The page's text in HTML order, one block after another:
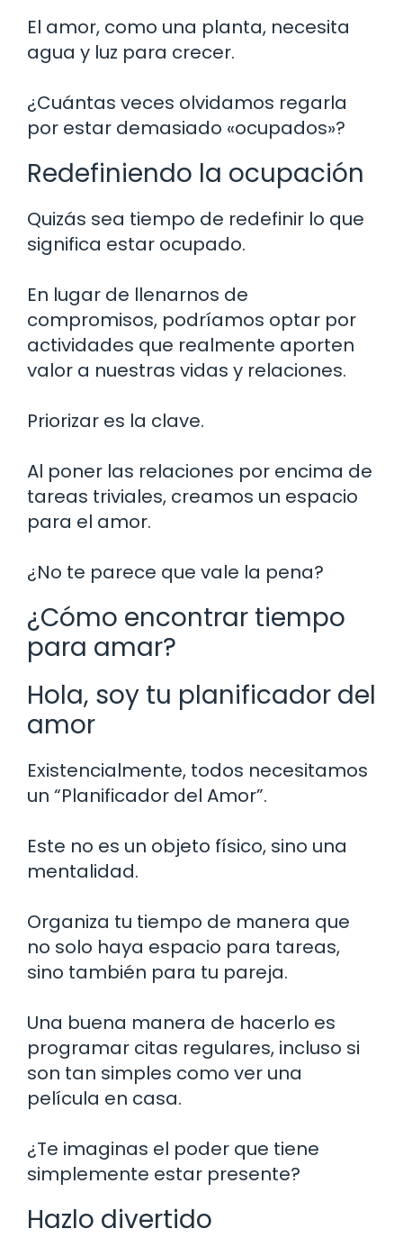
El amor, como una planta, necesita
agua y luz para crecer.
¿Cuántas veces olvidamos regarla
por estar demasiado «ocupados»?
Redefiniendo la ocupación
Quizás sea tiempo de redefinir lo que
significa estar ocupado.
En lugar de llenarnos de
compromisos, podríamos optar por
actividades que realmente aporten
valor a nuestras vidas y relaciones.
Priorizar es la clave.
Al poner las relaciones por encima de
tareas triviales, creamos un espacio
para el amor.
¿No te parece que vale la pena?
¿Cómo encontrar tiempo
para amar?
Hola, soy tu planificador del
amor
Existencialmente, todos necesitamos
un “Planificador del Amor”.
Este no es un objeto físico, sino una
mentalidad.
Organiza tu tiempo de manera que
no solo haya espacio para tareas,
sino también para tu pareja.
Una buena manera de hacerlo es
programar citas regulares, incluso si
son tan simples como ver una
película en casa.
¿Te imaginas el poder que tiene
simplemente estar presente?
Hazlo divertido